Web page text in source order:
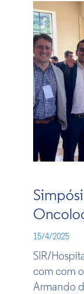
15/4/2025
SIR/
com com
Armando